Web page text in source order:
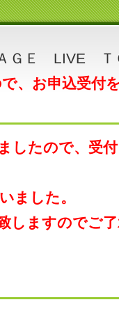
ＧＥ LIVE Ｔ
、お申込受付
したので、受
ました。
しますのでご